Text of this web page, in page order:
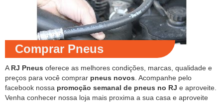
Comprar Pneus
A RJ Pneus oferece as melhores condições, marcas, qualidade e
preços para você comprar pneus novos . Acompanhe pelo
facebook nossa promoção semanal de pneus no RJ e aproveite.
Venha conhecer nossa loja mais proxima a sua casa e aproveite